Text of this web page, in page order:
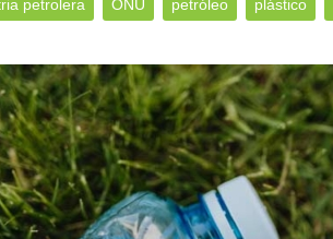
petrolera ONU petróleo plástico